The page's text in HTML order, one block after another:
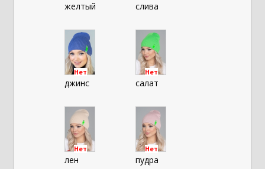
желтый слива
Нет
джинс
Нет
салат
Нет
лен
Нет
пудра